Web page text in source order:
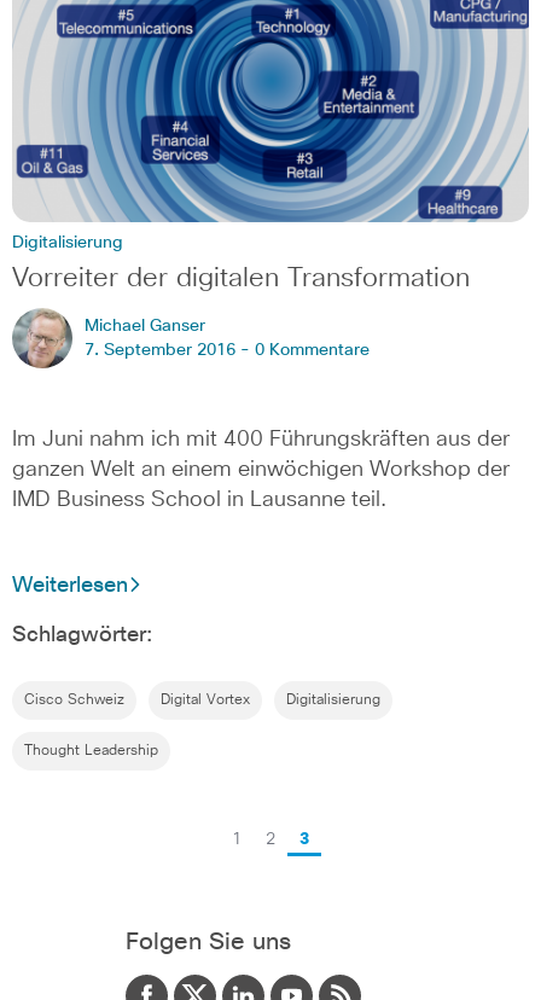
Digitalisierung
Vorreiter der digitalen Transformation
Michael Ganser
7. September 2016 - 0 Kommentare
Im Juni nahm ich mit 400 Führungskräften aus der
ganzen Welt an einem einwöchigen Workshop der
IMD Business School in Lausanne teil.
Weiterlesen
Schlagwörter:
Cisco Schweiz Digital Vortex Digitalisierung
Thought Leadership
1 2 3
Folgen Sie uns